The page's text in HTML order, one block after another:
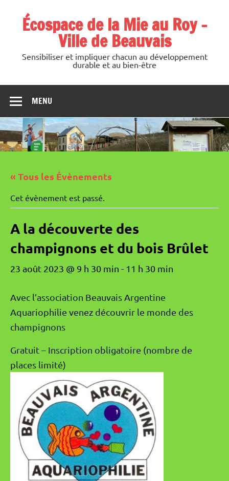
contentÉcospace de la Mie au Roy –
Ville de Beauvais
Sensibiliser et impliquer chacun au développement
durable et au bien-être
MENU
« Tous les Évènements
Cet évènement est passé.
A la découverte des
champignons et du bois Brûlet
23 août 2023 @ 9 h 30 min - 11 h 30 min
Avec l’association Beauvais Argentine
Aquariophilie venez découvrir le monde des
champignons
Gratuit – Inscription obligatoire (nombre de
places limité)